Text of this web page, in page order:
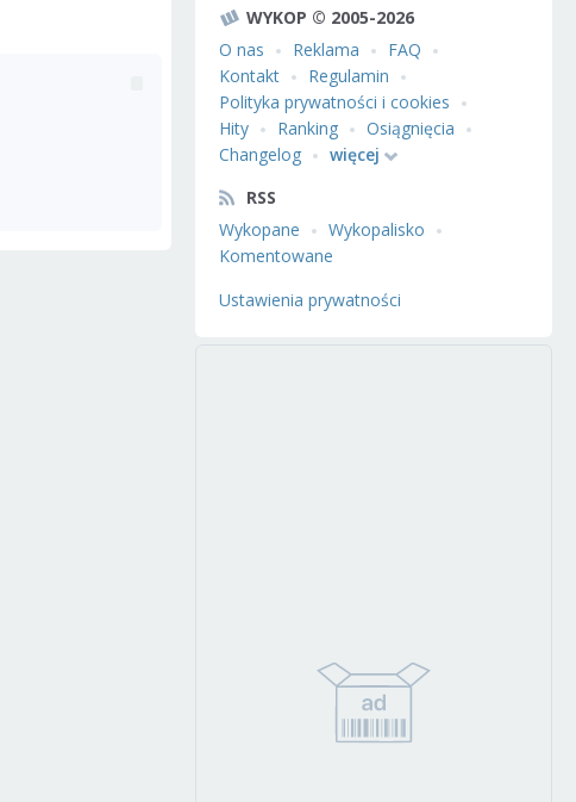
WYKOP © 2005-2026
O nas
Reklama
FAQ
Kontakt
Regulamin
Polityka prywatności i cookies
Hity
Ranking
Osiągnięcia
Changelog
więcej
RSS
Wykopane
Wykopalisko
Komentowane
Ustawienia prywatności